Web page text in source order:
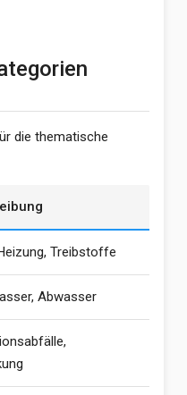
die thematische
Treibstoffe
Abwasser